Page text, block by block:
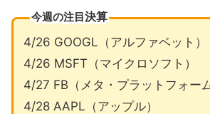
今週の注目決算
4/26 GOOGL（アルファベット）
4/26 MSFT（マイクロソフト）
4/27 FB（メタ・プラットフォーム
4/28 AAPL（アップル）